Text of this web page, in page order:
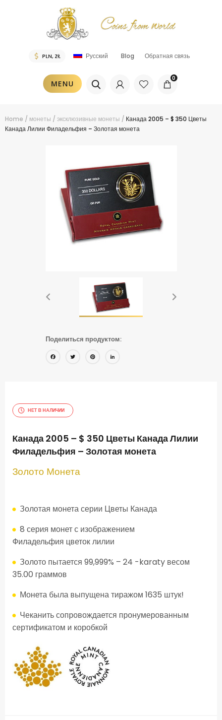
Русский Blog Обратная связь
MENU
0
Home / монеты / эксклюзивные монеты / Канада 2005 – $ 350 Цветы
Канада Лилии Филадельфия – Золотая монета
Поделиться продуктом:
Facebook
TwitterPinterest
НЕТ В НАЛИЧИИ
Канада 2005 – $ 350 Цветы Канада Лилии
Филадельфия – Золотая монета
Золото Монета
Золотая монета серии Цветы Канада
8 серия монет с изображением
Филадельфия цветок лилии
Золото пытается 99,999% – 24 -karaty весом
35.00 граммов
Монета была выпущена тиражом 1635 штук!
Чеканить сопровождается пронумерованным
сертификатом и коробкой